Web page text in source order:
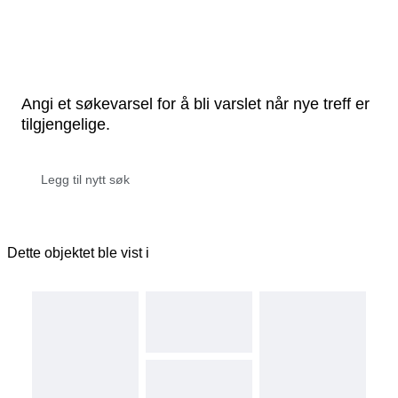
Angi et søkevarsel for å bli varslet når nye treff er
tilgjengelige.
Dette objektet ble vist i